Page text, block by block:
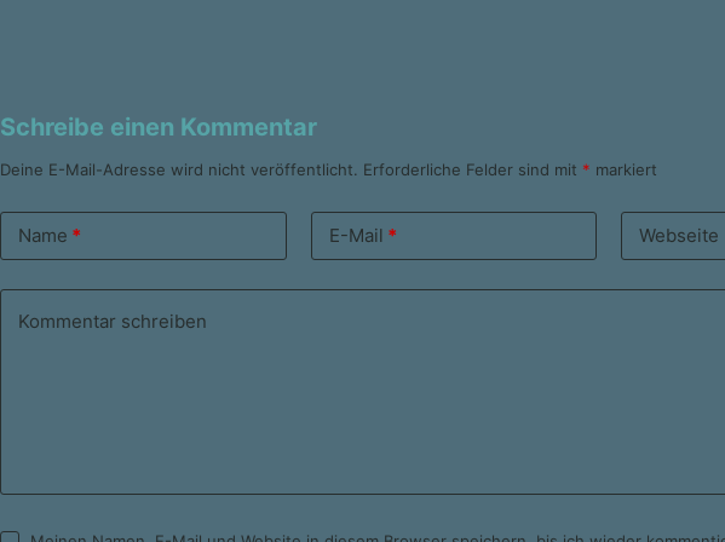
Schreibe einen Kommentar
Deine E-Mail-Adresse wird nicht veröffentlicht. Erforderliche Felder sind mit * markiert
Name * E-Mail * Webseite
Kommentar schreiben